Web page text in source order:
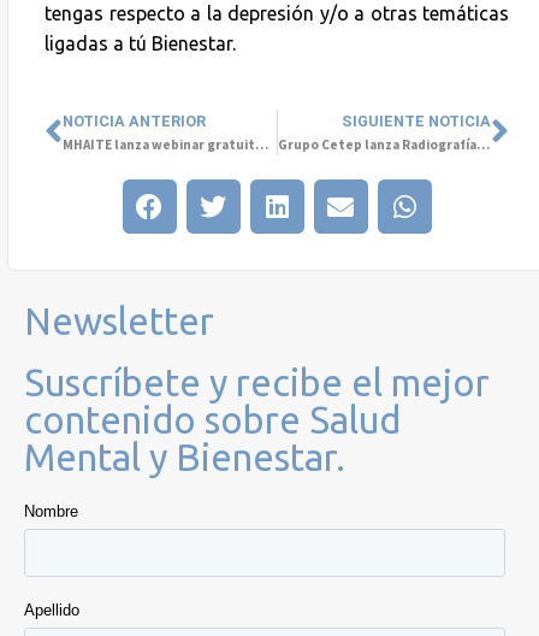
tengas respecto a la depresión y/o a otras temáticas
ligadas a tú Bienestar.
NOTICIA ANTERIOR
MHAITE lanza webinar gratuito sobre Innovación en Salud Mental
SIGUIENTE NOTICIA
Grupo Cetep lanza Radiografía de la Salud Mental
Newsletter
Suscríbete y recibe el mejor
contenido sobre Salud
Mental y Bienestar.